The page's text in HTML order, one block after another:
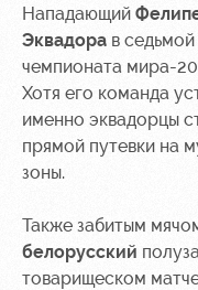
Организация
мероприятий
Аренда
полей
Ледовый
дворец
Локо-
Как
Нападающий
Эквадора в
чемпионата мира-
Хотя его команда
именно эквадорцы
прямой путевки на
зоны.
Также забитым
белорусский
товарищеском